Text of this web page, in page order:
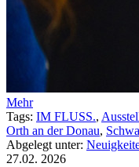
Mehr
Tags: IM FLUSS.,
Orth an der Donau,
Abgelegt unter:
27.02. 2026